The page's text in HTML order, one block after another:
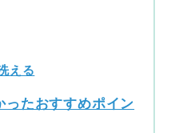
える
ったおすすめポイン